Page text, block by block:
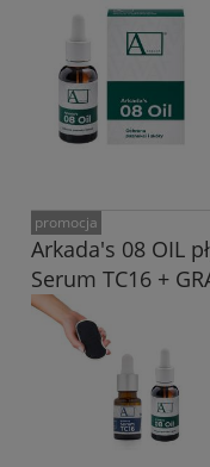
Arkada's 08 OIL
Serum TC16 +
promocja